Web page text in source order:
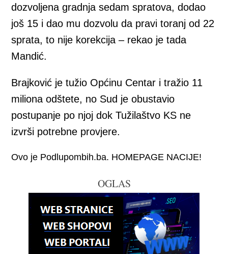
dozvoljena gradnja sedam spratova, dodao
još 15 i dao mu dozvolu da pravi toranj od 22
sprata, to nije korekcija – rekao je tada
Mandić.
Brajković je tužio Općinu Centar i tražio 11
miliona odštete, no Sud je obustavio
postupanje po njoj dok Tužilaštvo KS ne
izvrši potrebne provjere.
Ovo je Podlupombih.ba. HOMEPAGE NACIJE!
OGLAS